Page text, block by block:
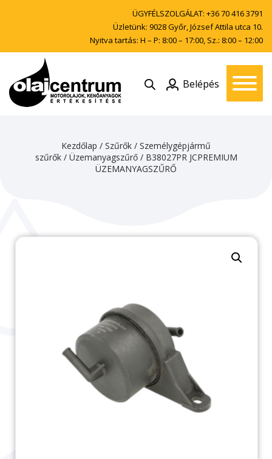
ÜGYFÉLSZOLGÁLAT: +36 70 416 3791
Üzletünk: 9028 Győr, József Attila utca 10.
Nyitva tartás: H – P: 8:00 – 17:00, Sz.: 8:00 – 12:00
Belépés
Kezdőlap / Szűrők / Személygépjármű
szűrők/ Üzemanyagszűrő/ B38027PR JCPREMIUM
ÜZEMANYAGSZŰRŐ